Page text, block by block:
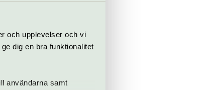
och upplevelser och vi
dig en bra funktionalitet
användarna samt